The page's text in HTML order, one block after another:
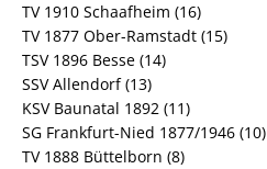
TV 1910 Schaafheim (16)
TV 1877 Ober-Ramstadt (15)
TSV 1896 Besse (14)
SSV Allendorf (13)
KSV Baunatal 1892 (11)
SG Frankfurt-Nied 1877/1946 (10)
TV 1888 Büttelborn (8)